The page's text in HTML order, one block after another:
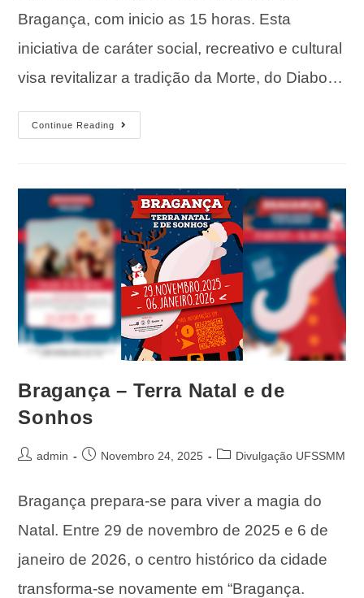
Bragança, com inicio as 15 horas. Esta
iniciativa de caráter social, recreativo e cultural
visa revitalizar a tradição da Morte, do Diabo…
Continue Reading
Bragança – Terra Natal e de
Sonhos
admin Novembro 24, 2025 Divulgação UFSSMM
Bragança prepara-se para viver a magia do
Natal. Entre 29 de novembro de 2025 e 6 de
janeiro de 2026, o centro histórico da cidade
transforma-se novamente em “Bragança.